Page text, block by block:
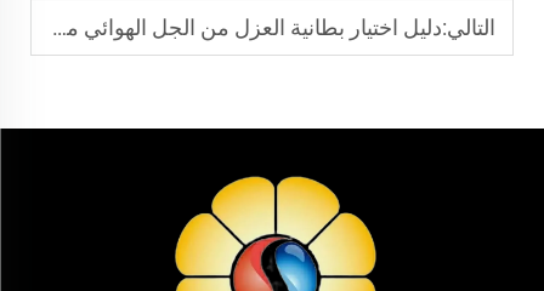
التالي:دليل اختيار بطانية العزل من الجل الهوائي من النوع الأول لخزانات التخزين الكريوجيني